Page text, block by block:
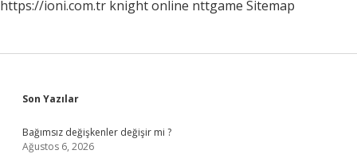
https://ioni.com.tr knight online nttgame Sitemap
Sidebar
Son Yazılar
Bağımsız değişkenler değişir mi ?
Ağustos 6, 2026